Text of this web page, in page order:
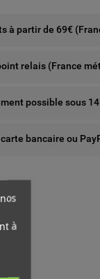
à partir de 69€
relais (France
possible sous
bancaire ou
à